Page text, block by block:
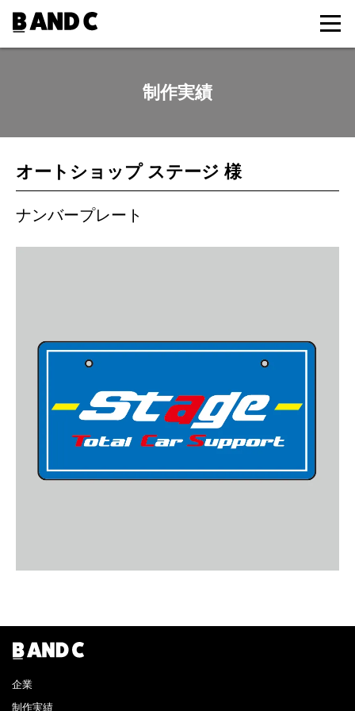
制作実績
オートショップ ステージ 様
ナンバープレート
企業
制作実績